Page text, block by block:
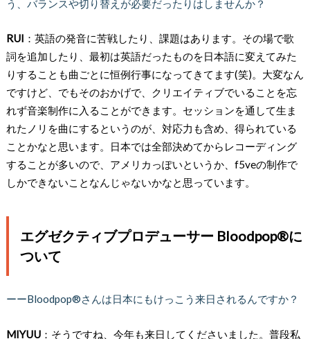
う、バランスや切り替えが必要だったりはしませんか？
RUI ：英語の発音に苦戦したり、課題はあります。その場で歌
詞を追加したり、最初は英語だったものを日本語に変えてみた
りすることも曲ごとに恒例行事になってきてます(笑)。大変なん
ですけど、でもそのおかげで、クリエイティブでいることを忘
れず音楽制作に入ることができます。セッションを通して生ま
れたノリを曲にするというのが、対応力も含め、得られている
ことかなと思います。日本では全部決めてからレコーディング
することが多いので、アメリカっぽいというか、f5veの制作で
しかできないことなんじゃないかなと思っています。
エグゼクティブプロデューサー Bloodpop®️に
ついて
ーーBloodpop®さんは日本にもけっこう来日されるんですか？
MIYUU：そうですね、今年も来日してくださいました。普段私